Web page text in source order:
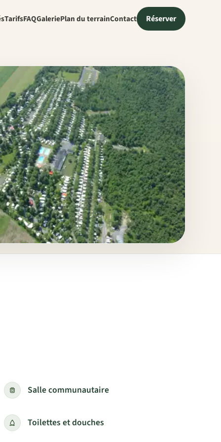
TarifsFAQGaleriePlan du terrainContact Réserver
Salle communautaire
Toilettes et douches